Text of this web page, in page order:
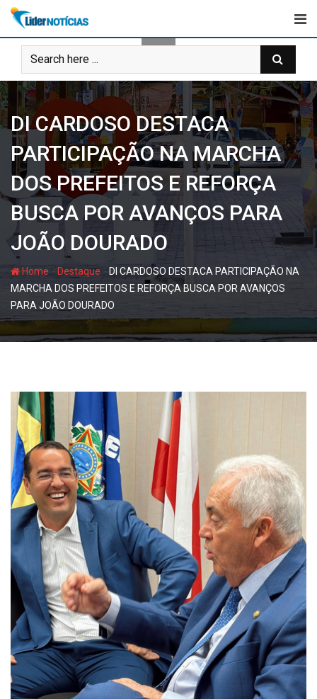
Skip
content
DI CARDOSO DESTACA
PARTICIPAÇÃO NA MARCHA
DOS PREFEITOS E REFORÇA
BUSCA POR AVANÇOS PARA
JOÃO DOURADO
Home - Destaque - DI CARDOSO DESTACA PARTICIPAÇÃO NA
MARCHA DOS PREFEITOS E REFORÇA BUSCA POR AVANÇOS
PARA JOÃO DOURADO